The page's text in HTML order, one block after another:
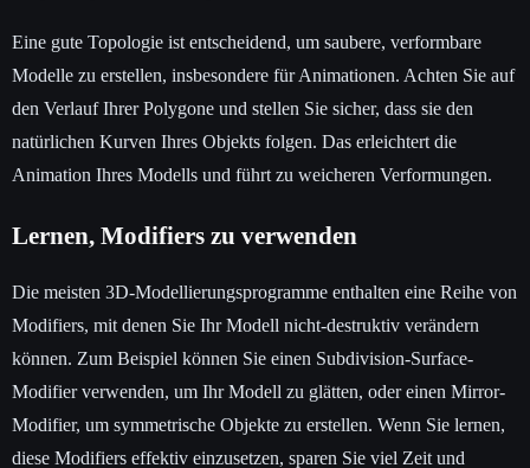
Eine gute Topologie ist entscheidend, um saubere, verformbare
Modelle zu erstellen, insbesondere für Animationen. Achten Sie auf
den Verlauf Ihrer Polygone und stellen Sie sicher, dass sie den
natürlichen Kurven Ihres Objekts folgen. Das erleichtert die
Animation Ihres Modells und führt zu weicheren Verformungen.
Lernen, Modifiers zu verwenden
Die meisten 3D-Modellierungsprogramme enthalten eine Reihe von
Modifiers, mit denen Sie Ihr Modell nicht-destruktiv verändern
können. Zum Beispiel können Sie einen Subdivision-Surface-
Modifier verwenden, um Ihr Modell zu glätten, oder einen Mirror-
Modifier, um symmetrische Objekte zu erstellen. Wenn Sie lernen,
diese Modifiers effektiv einzusetzen, sparen Sie viel Zeit und